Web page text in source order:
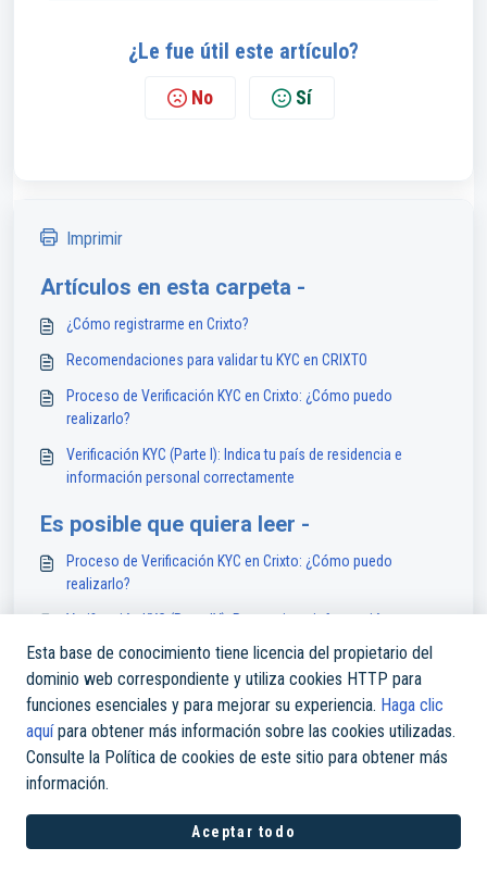
¿Le fue útil este artículo?
No Sí
Imprimir
Artículos en esta carpeta -
¿Cómo registrarme en Crixto?
Recomendaciones para validar tu KYC en CRIXTO
Proceso de Verificación KYC en Crixto: ¿Cómo puedo
realizarlo?
Verificación KYC (Parte I): Indica tu país de residencia e
información personal correctamente
Es posible que quiera leer -
Proceso de Verificación KYC en Crixto: ¿Cómo puedo
realizarlo?
Verificación KYC (Parte IV): Proporcione información
adicional para Crixto
¿Cómo registrarse en nuestra App de Crixto Pay?
¿Cómo registrarme en Crixto?
Esta base de conocimiento tiene licencia del propietario del
dominio web correspondiente y utiliza cookies HTTP para
funciones esenciales y para mejorar su experiencia. Haga clic
aquípara obtener más información sobre las cookies utilizadas.
Consulte la Política de cookies de este sitio para obtener más
información.
Aceptar todo